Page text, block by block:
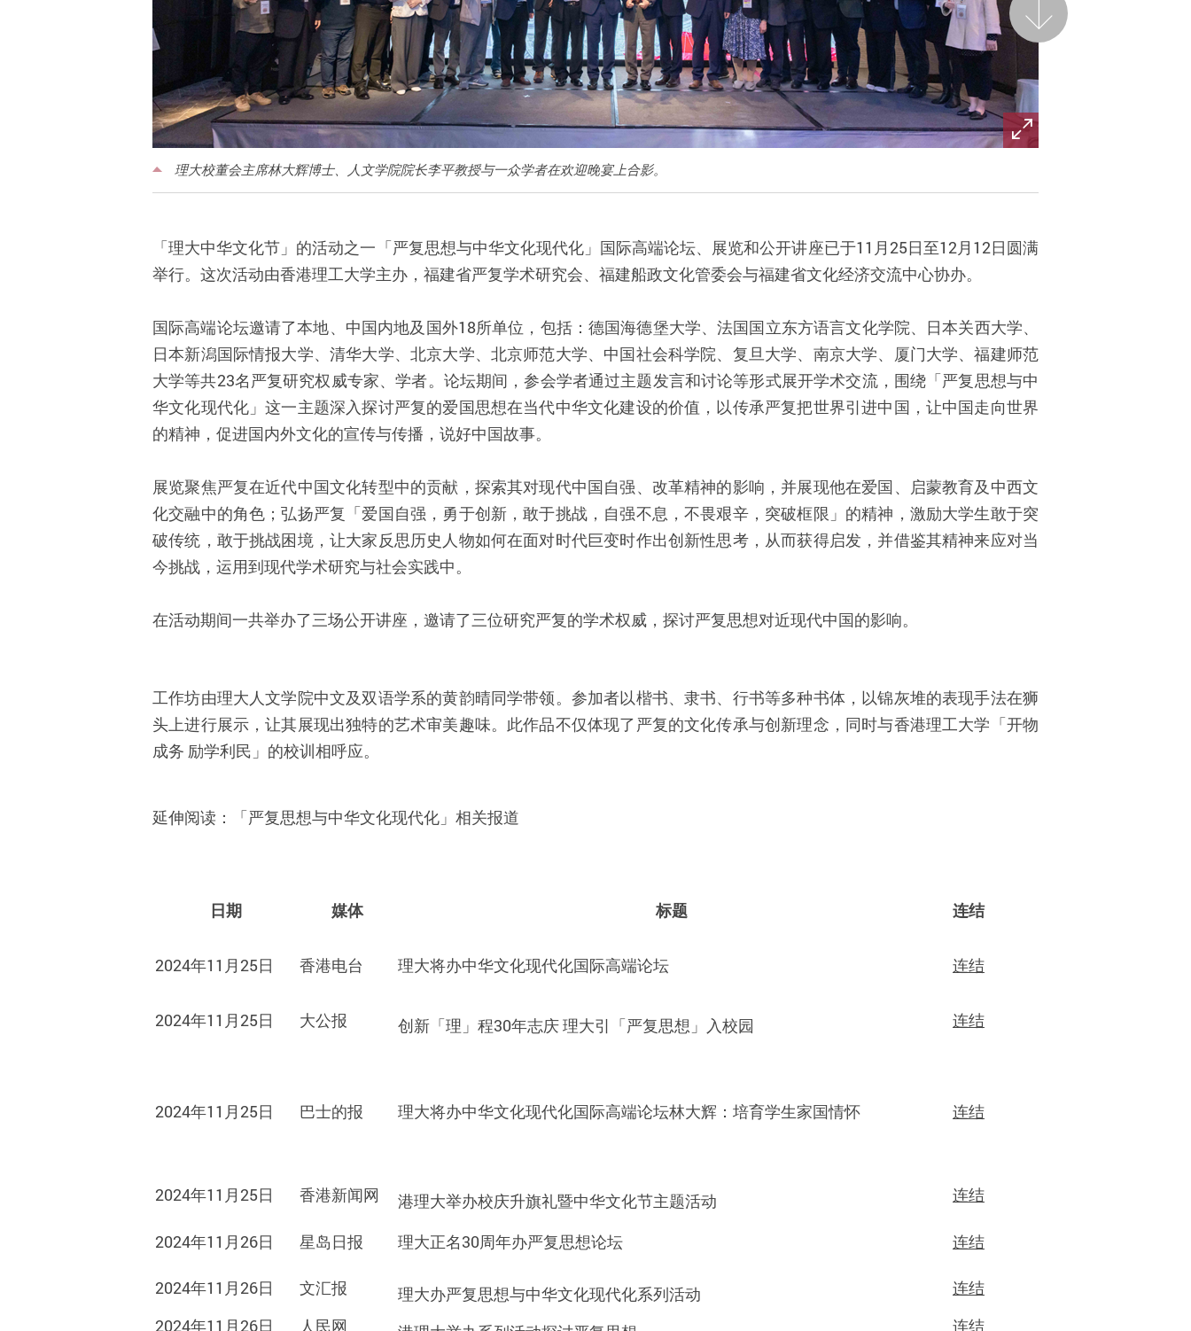
理大校董会主席林大辉博士、人文学院院长李平教授与一众学者在欢迎晚宴上合影。
后一页
「理大中华文化节」的活动之一「严复思想与中华文化现代化」国际高端论坛、展览和公开讲座已于11月25日至12月12日圆满
举行。这次活动由香港理工大学主办，福建省严复学术研究会、福建船政文化管委会与福建省文化经济交流中心协办。
国际高端论坛邀请了本地、 中国内地及国外18所单位，包括：德国海德堡大学、法国国立东方语言文化学院、日本关西大学、
日本新潟国际情报大学、清华大学、北京大学、北京师范大学、中国社会科学院、复旦大学、南京大学、厦门大学、福建师范
大学等共23名严复研究权威专家、学者。论坛期间，参会学者通过主题发言和讨论等形式展开学术交流，围绕「严复思想与中
华文化现代化」这一主题深入探讨严复的爱国思想在当代中华文化建设的价值，以传承严复把世界引进中国，让中国走向世界
的精神，促进国内外文化的宣传与传播，说好中国故事。
展览聚焦严复在近代中国文化转型中的贡献，探索其对现代中国自强、改革精神的影响，并展现他在爱国、启蒙教育及中西文
化交融中的角色；弘扬严复「爱国自强，勇于创新，敢于挑战，自强不息，不畏艰辛，突破框限」的精神，激励大学生敢于突
破传统，敢于挑战困境，让大家反思历史人物如何在面对时代巨变时作出创新性思考，从而获得启发，并借鉴其精神来应对当
今挑战，运用到现代学术研究与社会实践中。
在活动期间一共举办了三场公开讲座，邀请了三位研究严复的学术权威，探讨严复思想对近现代中国的影响。
工作坊由理大人文学院中文及双语学系的黄韵晴同学带领。参加者以楷书、隶书、行书等多种书体，以锦灰堆的表现手法在狮
头上进行展示，让其展现出独特的艺术审美趣味。此作品不仅体现了严复的文化传承与创新理念，同时与香港理工大学「开物
成务 励学利民」的校训相呼应。
延伸阅读：「严复思想与中华文化现代化」相关报道
日期 媒体 标题 连结
2024年11月25日 香港电台 理大将办中华文化现代化国际高端论坛 连结
2024年11月25日 大公报 创新「理」程30年志庆理大引「严复思想」入校园 连结
2024年11月25日 巴士的报 理大将办中华文化现代化国际高端论坛林大辉：培育学生家国情怀 连结
2024年11月25日 香港新闻网 港理大举办校庆升旗礼暨中华文化节主题活动 连结
2024年11月26日 星岛日报 理大正名30周年办严复思想论坛 连结
2024年11月26日 文汇报 理大办严复思想与中华文化现代化系列活动
连结
2024年11月26日
人民网 连结